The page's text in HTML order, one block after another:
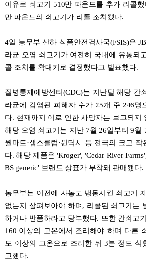
이유로 쇠고기 510만 파운드를 추가 리콜했
만 파운드의 쇠고기가 리콜 조치됐다.
4일 농무부 산하 식품안전검사국(FSIS)은
라균 오염 쇠고기가 여전히 국내에 유통되고
콜 조치를 확대키로 결정했다고 발표했다.
질병통제예방센터(CDC)는 지난달 해당 간
라균에
감염된 피해자 수가 25개 주 246명
다. 현재까지 이로 인한 사망자는 보고되지
해당 오염 쇠고기는 지난7월 26일부터 9월
월마트·샘스클럽·윈딕시 등 전국의 크고 작
다.해당 제품은 'Kroger', 'Cedar River
BS generic' 브랜드 상표가 부착돼 판매됐다.
농무부는 이전에 사놓고 냉동시킨 쇠고기
없는지
살펴보아야 하며 , 리콜된 쇠고기는
하거나 반품하라고 당부했다. 또한 간쇠고
160 이상의 고온에서 조리해야 하며 다른
도 이상의 고온으로 조리한 뒤 3분 정도 식
고했다.